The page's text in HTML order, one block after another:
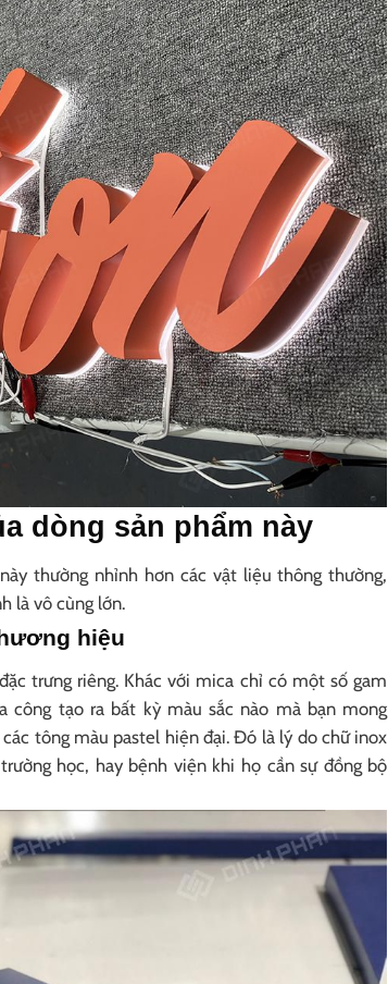
dòng sản phẩm này
thường nhỉnh hơn các vật liệu thông thường,
là vô cùng lớn.
hiệu
trưng riêng. Khác với mica chỉ có một số gam
công tạo ra bất kỳ màu sắc nào mà bạn mong
tông màu pastel hiện đại. Đó là lý do chữ inox
học, hay bệnh viện khi họ cần sự đồng bộ